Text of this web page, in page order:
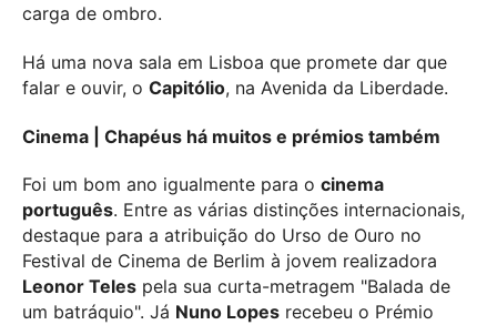
carga de ombro.
Há uma nova sala em Lisboa que promete dar que
falar e ouvir, o Capitólio, na Avenida da Liberdade.
Cinema | Chapéus há muitos e prémios também
Foi um bom ano igualmente para o cinema
português. Entre as várias distinções internacionais,
destaque para a atribuição do Urso de Ouro no
Festival de Cinema de Berlim à jovem realizadora
Leonor Teles pela sua curta-metragem "Balada de
um batráquio". Já Nuno Lopes recebeu o Prémio